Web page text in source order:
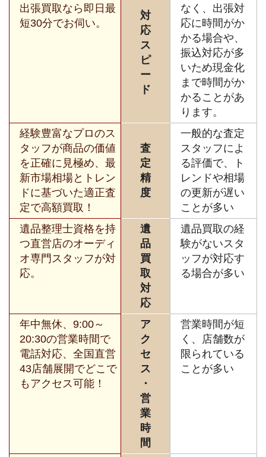
出張買取なら即日最
短30分でお伺い。
対
応
ス
ピ
ー
ド
なく、出張対
応に時間がか
かる場合や、
振込対応が多
いため現金化
まで時間がか
かることがあ
ります。
経験豊富なプロのス
タッフが商品の価値
を正確に見極め、最
新市場相場とトレン
ドに基づいた適正査
定で高額買取！
査
定
精
度
一般的な査定
スタッフによ
る評価で、ト
レンドや相場
の更新が遅い
ことが多い
遺品整理士資格を持
つ直営店のオーディ
オ専門スタッフが対
応。
遺
品
買
取
対
応
遺品買取の経
験がないスタ
ッフが対応す
る場合が多い
年中無休、9:00～
20:30の営業時間で
電話対応、全国直営
43店舗展開でどこで
もアクセス可能！
ア
ク
セ
ス
・
営
業
時
間
営業時間が短
く、店舗数が
限られている
ことが多い